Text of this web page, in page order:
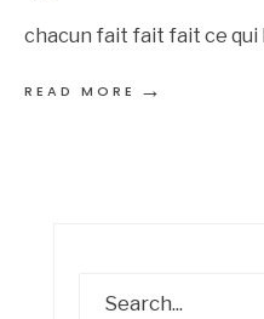
chacun fait fait fait ce qui
READ MORE →